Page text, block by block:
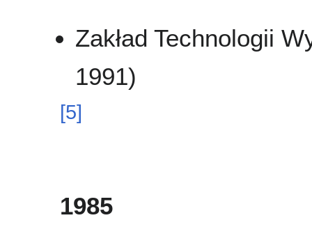
Zakład Technologii
1991)
[5]
1985